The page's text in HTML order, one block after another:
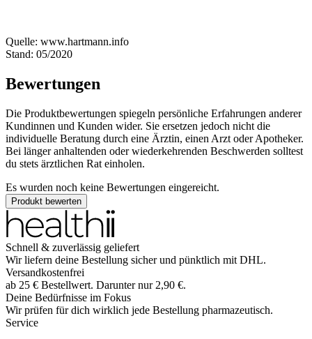
Quelle: www.hartmann.info
Stand: 05/2020
Bewertungen
Die Produktbewertungen spiegeln persönliche Erfahrungen anderer
Kundinnen und Kunden wider. Sie ersetzen jedoch nicht die
individuelle Beratung durch eine Ärztin, einen Arzt oder Apotheker.
Bei länger anhaltenden oder wiederkehrenden Beschwerden solltest
du stets ärztlichen Rat einholen.
Es wurden noch keine Bewertungen eingereicht.
Produkt bewerten
Schnell & zuverlässig geliefert
Wir liefern deine Bestellung sicher und pünktlich mit DHL.
Versandkostenfrei
ab 25 € Bestellwert. Darunter nur 2,90 €.
Deine Bedürfnisse im Fokus
Wir prüfen für dich wirklich jede Bestellung pharmazeutisch.
Service